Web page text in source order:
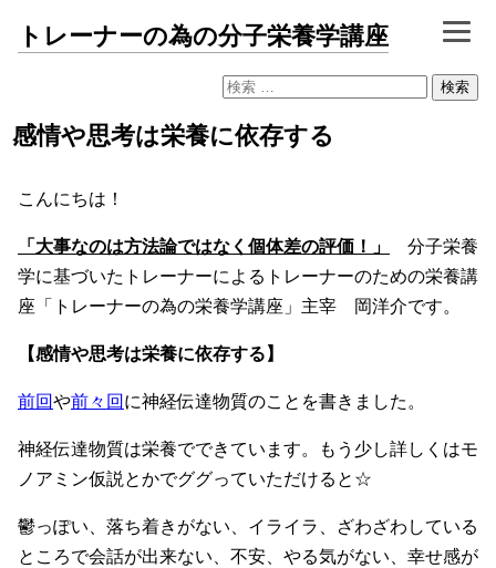
トレーナーの為の分子栄養学講座
検
感情や思考は栄養に依存する
こんにちは！
「大事なのは方法論ではなく個体差の評価！」
分子栄養
学に基づいたトレーナーによるトレーナーのための栄養講
座「トレーナーの為の栄養学講座」主宰 岡洋介です。
【感情や思考は栄養に依存する】
前回や前々回 に神経伝達物質のことを書きました。
神経伝達物質は栄養でできています。もう少し詳しくはモ
ノアミン仮説とかでググっていただけると☆
鬱っぽい、落ち着きがない、イライラ、ざわざわしている
ところで会話が出来ない、不安、やる気がない、幸せ感が